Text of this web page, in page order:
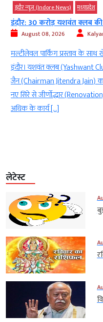
News) मध्‍यप्रदेश
यशवंत क्लब की नई सदस्यता...
2026 Kalyan Singh
प्रस्ताव के साथ खेल से जुड़ी
(Yashwant Club) के पिछले
Jitendra Jain) का कहना है कि
(Renovation) किया जाना
[…]
लेटेस्ट